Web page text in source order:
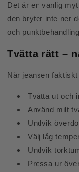
Det är en vanlig
den bryter inte ner
och
Tvätta rätt –
När jeansen
Tvätta ut och
Använd milt
Undvik
Välj låg
Undvik
Pressa ur